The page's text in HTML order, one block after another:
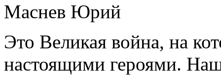
Маснев Юрий
Это Великая война, на
настоящими героями.